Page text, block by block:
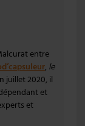
entre
, le
juillet 2020, il
et
et